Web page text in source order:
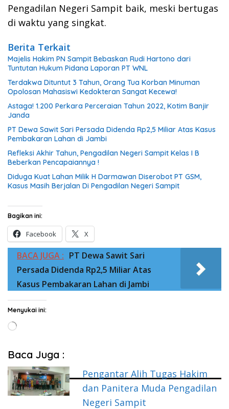
Pengadilan Negeri Sampit baik, meski bertugas
di waktu yang singkat.
Berita Terkait
Majelis Hakim PN Sampit Bebaskan Rudi Hartono dari
Tuntutan Hukum Pidana Laporan PT WNL
Terdakwa Dituntut 3 Tahun, Orang Tua Korban Minuman
Opolosan Mahasiswi Kedokteran Sangat Kecewa!
Astaga! 1.200 Perkara Perceraian Tahun 2022, Kotim Banjir
Janda
PT Dewa Sawit Sari Persada Didenda Rp2,5 Miliar Atas Kasus
Pembakaran Lahan di Jambi
Refleksi Akhir Tahun, Pengadilan Negeri Sampit Kelas I B
Beberkan Pencapaiannya !
Diduga Kuat Lahan Milik H Darmawan Diserobot PT GSM,
Kasus Masih Berjalan Di Pengadilan Negeri Sampit
Bagikan ini:
Facebook X
BACA JUGA : PT Dewa Sawit Sari
Persada Didenda Rp2,5 Miliar Atas
Kasus Pembakaran Lahan di Jambi
Menyukai ini:
Memuat...
Baca Juga :
Pengantar Alih Tugas Hakim
dan Panitera Muda Pengadilan
Negeri Sampit